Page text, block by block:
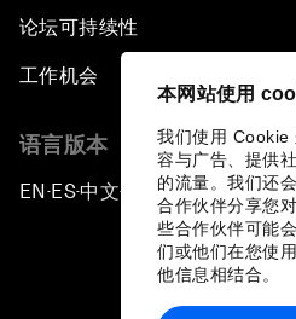
本网站使用
我们使用 Cookie
容与广告、提供
的流量。我们还
合作伙伴分享您
些合作伙伴可能
们或他们在您使
他信息相结合。
论坛可持续性
工作机会
语言版本
EN ▪ES▪中文▪ 日本語